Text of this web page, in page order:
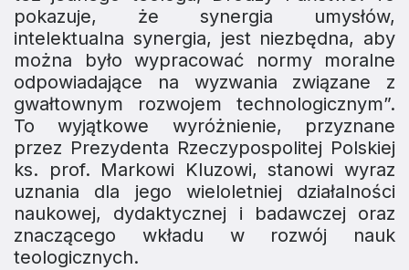
pokazuje, że synergia umysłów,
intelektualna synergia, jest niezbędna, aby
można było wypracować normy moralne
odpowiadające na wyzwania związane z
gwałtownym rozwojem technologicznym”.
To wyjątkowe wyróżnienie, przyznane
przez Prezydenta Rzeczypospolitej Polskiej
ks. prof. Markowi Kluzowi, stanowi wyraz
uznania dla jego wieloletniej działalności
naukowej, dydaktycznej i badawczej oraz
znaczącego wkładu w rozwój nauk
teologicznych.